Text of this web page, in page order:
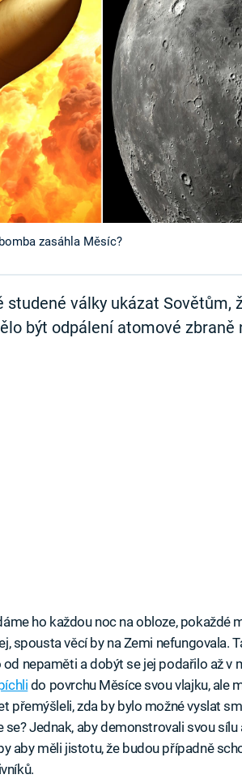
zasáhla Měsíc?
války ukázat Sovětům,
být odpálení atomové zbraně
ho každou noc na obloze, pokaždé
spousta věcí by na Zemi nefungovala.
nepaměti a dobýt se jej podařilo až v
do povrchu Měsíce svou vlajku, ale
přemýšleli, zda by bylo možné vyslat
Jednak, aby demonstrovali svou sílu
aby měli jistotu, že budou případně